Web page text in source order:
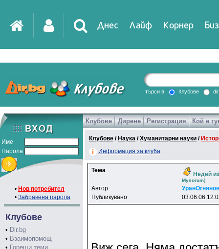
Днес Лайф Корнер
DirTV Impressio
Games
търси в Клубове
Име
Парола
• Нов потребител
• Забравена парола
Клубове
• Dir.bg
• Взаимопомощ
• Горещи теми
Клубове Дирене Регистрация Кой е
Клубове / Наука /Хуманитарни науки /
Информация за клуба
Тема
Недей
Mysorum]
Автор
УpaнOrнянoв
Публикувано
03.06.06